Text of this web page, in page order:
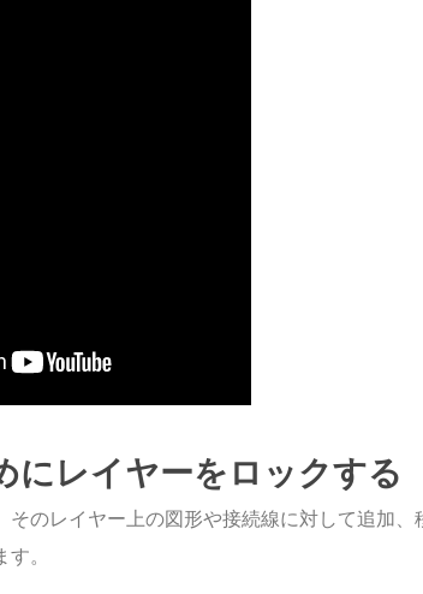
にレイヤーをロックする
そのレイヤー上の図形や接続線に対して追加
。